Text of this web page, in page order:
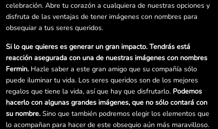
celebración. Abre tu corazón a cualquiera de nuestras opciones y
disfruta de las ventajas de tener imágenes con nombres para
obsequiar a tus seres queridos.
Si lo que quieres es generar un gran impacto. Tendrás está
reacción asegurada con una de nuestras imágenes con nombres
Fermin. Hazle saber a este gran amigo que su compañía sólo
puede iluminar tu vida. Los seres queridos son de los mejores
regalos que tiene la vida, así que hay que disfrutarlo. Podemos
hacerlo con algunas grandes imágenes, que no sólo contará con
su nombre. Sino que también podremos elegir los elementos que
lo acompañan para hacer de este obsequio aún más maravilloso.